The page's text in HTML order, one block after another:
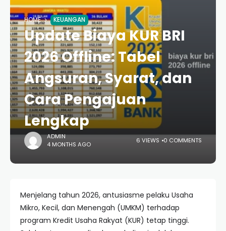
HOME KEUANGAN
Update Biaya KUR BRI
2026 Offline: Tabel
Angsuran, Syarat, dan
Cara Pengajuan
Lengkap
ADMIN
4 MONTHS AGO
6 VIEWS 0 COMMENTS
Menjelang tahun 2026, antusiasme pelaku Usaha
Mikro, Kecil, dan Menengah (UMKM) terhadap
program Kredit Usaha Rakyat (KUR) tetap tinggi.